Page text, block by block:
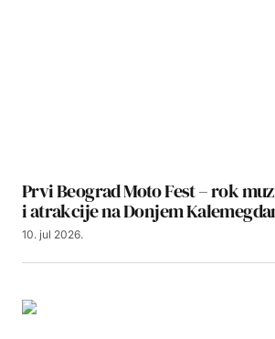
Prvi Beograd Moto Fest – rok
i atrakcije na Donjem
10. jul 2026.